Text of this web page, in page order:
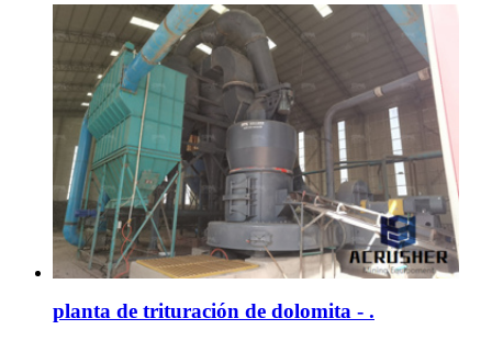
planta de trituración de dolomita - .